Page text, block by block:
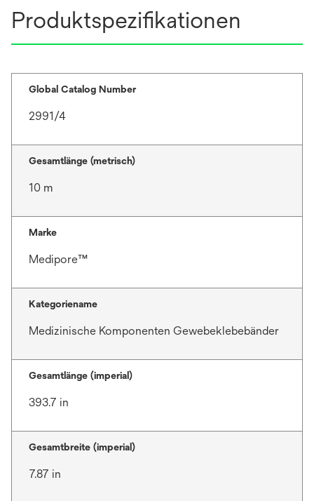
Produktspezifikationen
Global Catalog Number
2991/4
Gesamtlänge (metrisch)
10 m
Marke
Medipore™
Kategoriename
Medizinische Komponenten Gewebeklebebänder
Gesamtlänge (imperial)
393.7 in
Gesamtbreite (imperial)
7.87 in